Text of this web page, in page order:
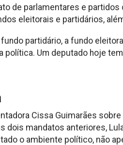
de parlamentares e
eleitorais e partidários,
fundo partidário, a fundo
política. Um deputado hoje
Cissa Guimarães
dois mandatos anteriores,
o ambiente político, não